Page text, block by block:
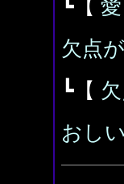
┗【
欠点
┗【
おしい